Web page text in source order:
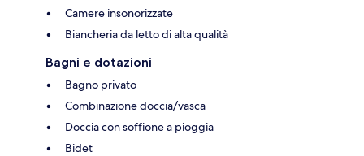
Camere insonorizzate
Biancheria da letto di alta qualità
Bagni e dotazioni
Bagno privato
Combinazione doccia/vasca
Doccia con soffione a pioggia
Bidet